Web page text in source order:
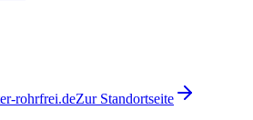
rohrfrei.deZur Standortseite